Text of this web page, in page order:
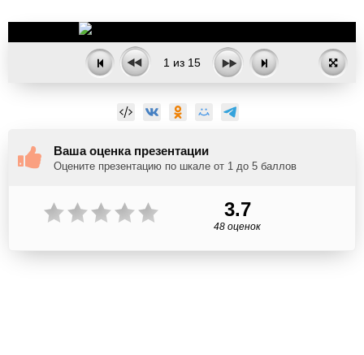
1 из 15
Ваша оценка презентации
Оцените презентацию по шкале от 1 до 5 баллов
3.7
48 оценок